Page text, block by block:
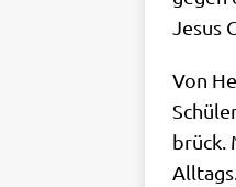
Jesus
Von
brück.